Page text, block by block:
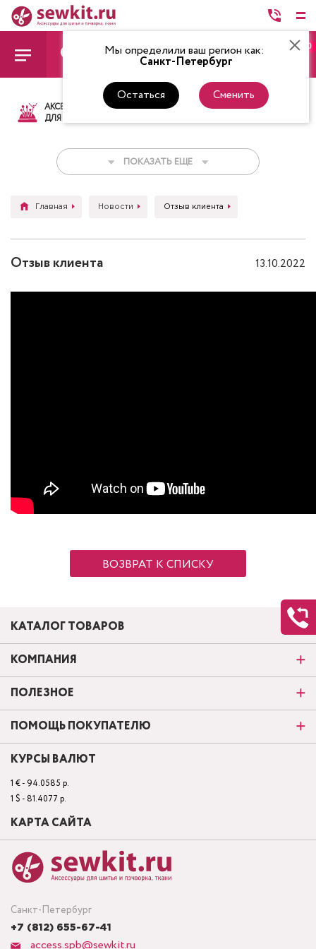
Мы определили ваш регион как:
Санкт-Петербург
Остаться Сменить
0
АКСЕССУАРЫ
ДЛЯ ШИТЬЯ
ТКАНИ НИТКИ
ПОКАЗАТЬ ЕЩЕ
Главная Новости Отзыв клиента
Отзыв клиента 13.10.2022
ВОЗВРАТ К СПИСКУ
Санкт-Петербург
+7 (812) 655-67-41
access.spb@sewkit.ru
КАТАЛОГ ТОВАРОВ
КОМПАНИЯ
ПОЛЕЗНОЕ
ПОМОЩЬ ПОКУПАТЕЛЮ
КУРСЫ ВАЛЮТ
1 € - 94.0585 р.
1 $ - 81.4077 р.
КАРТА САЙТА